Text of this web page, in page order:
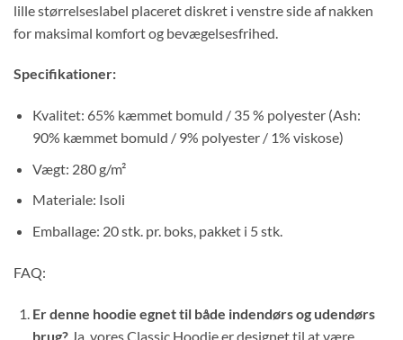
lille størrelseslabel placeret diskret i venstre side af nakken
for maksimal komfort og bevægelsesfrihed.
Specifikationer:
Kvalitet: 65% kæmmet bomuld / 35 % polyester (Ash:
90% kæmmet bomuld / 9% polyester / 1% viskose)
Vægt: 280 g/m²
Materiale: Isoli
Emballage: 20 stk. pr. boks, pakket i 5 stk.
FAQ:
Er denne hoodie egnet til både indendørs og udendørs
brug?Ja, vores Classic Hoodie er designet til at være